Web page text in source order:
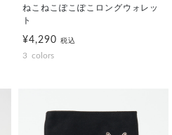
ねこねこぽこぽこロングウォレッ
ト
¥4,290 税込
3 colors